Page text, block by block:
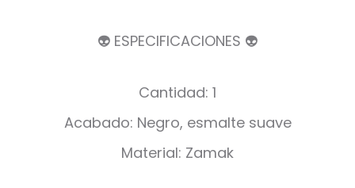
👽 ESPECIFICACIONES 👽
Cantidad: 1
Acabado: Negro, esmalte suave
Material: Zamak